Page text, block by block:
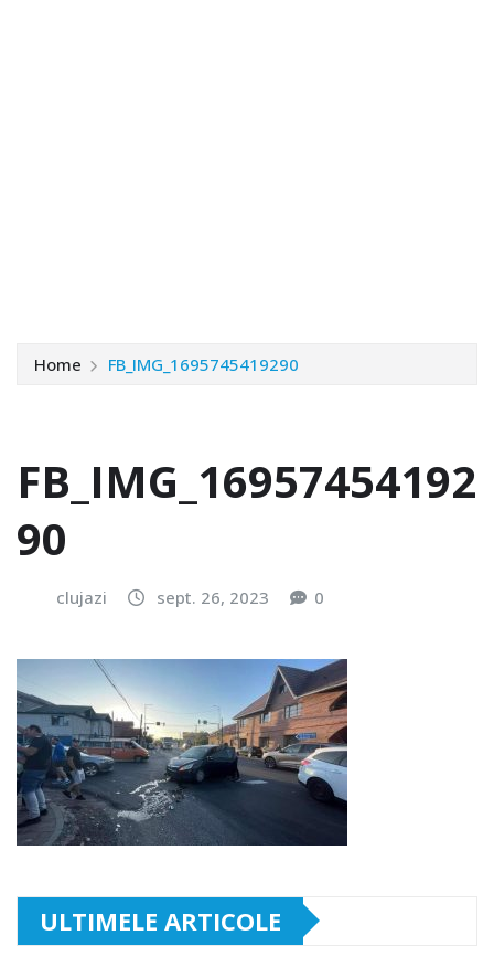
Home FB_IMG_1695745419290
FB_IMG_16957454192
90
clujazi sept. 26, 2023 0
ULTIMELE ARTICOLE